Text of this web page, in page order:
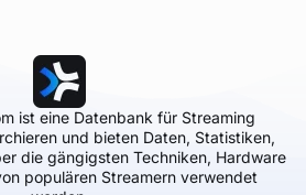
ist eine Datenbank für Streaming
und bieten Daten, Statistiken,
die gängigsten Techniken, Hardware
populären Streamern verwendet